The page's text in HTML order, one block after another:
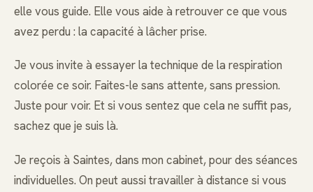
elle vous guide. Elle vous aide à retrouver ce que vous
avez perdu : la capacité à lâcher prise.
Je vous invite à essayer la technique de la respiration
colorée ce soir. Faites-le sans attente, sans pression.
Juste pour voir. Et si vous sentez que cela ne suffit pas,
sachez que je suis là.
Je reçois à Saintes, dans mon cabinet, pour des séances
individuelles. On peut aussi travailler à distance si vous